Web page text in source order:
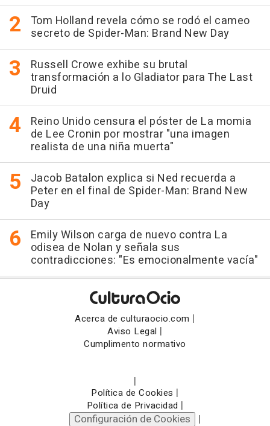
Tom Holland revela cómo se rodó el cameo
secreto de Spider-Man: Brand New Day
Russell Crowe exhibe su brutal
transformación a lo Gladiator para The Last
Druid
Reino Unido censura el póster de La momia
de Lee Cronin por mostrar "una imagen
realista de una niña muerta"
Jacob Batalon explica si Ned recuerda a
Peter en el final de Spider-Man: Brand New
Day
Emily Wilson carga de nuevo contra La
odisea de Nolan y señala sus
contradicciones: "Es emocionalmente vacía"
Acerca de culturaocio.com |
Aviso Legal |
Cumplimento normativo
|
Política de Cookies |
Política de Privacidad |
Configuración de Cookies |